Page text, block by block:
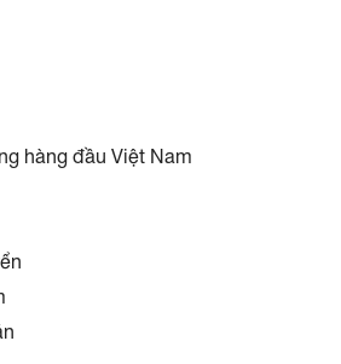
hàng đầu Việt Nam